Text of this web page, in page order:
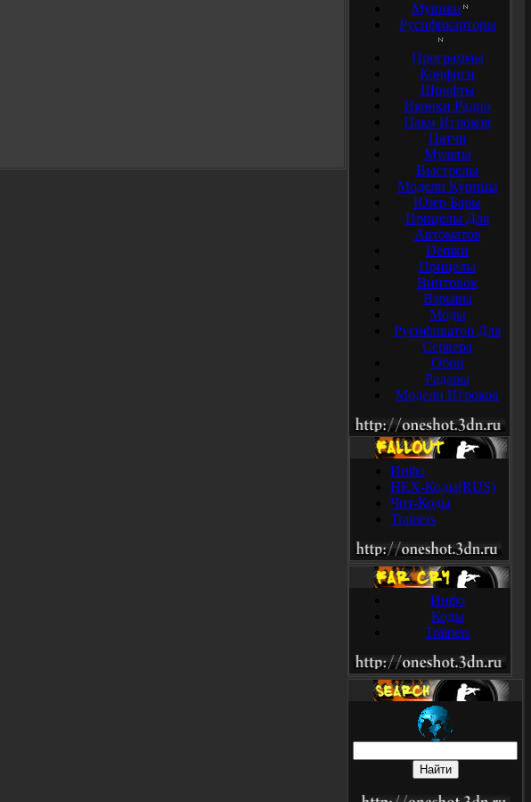
Мувики
Русификарторы
Программы
Конфиги
Шрифты
Иконки Радио
Паки Игроков
Патчи
Мульты
Выстрелы
Модели Курицы
Юзер Бары
Прицелы Для
Автоматов
Demки
Прицелы
Винтовок
Взрывы
Моды
Русификатор Для
Сервера
Обои
Радары
Модели Игроков
Инфо
HEX-Коды(RUS)
Чит-Коды
Trainers
Инфо
Коды
Trainers